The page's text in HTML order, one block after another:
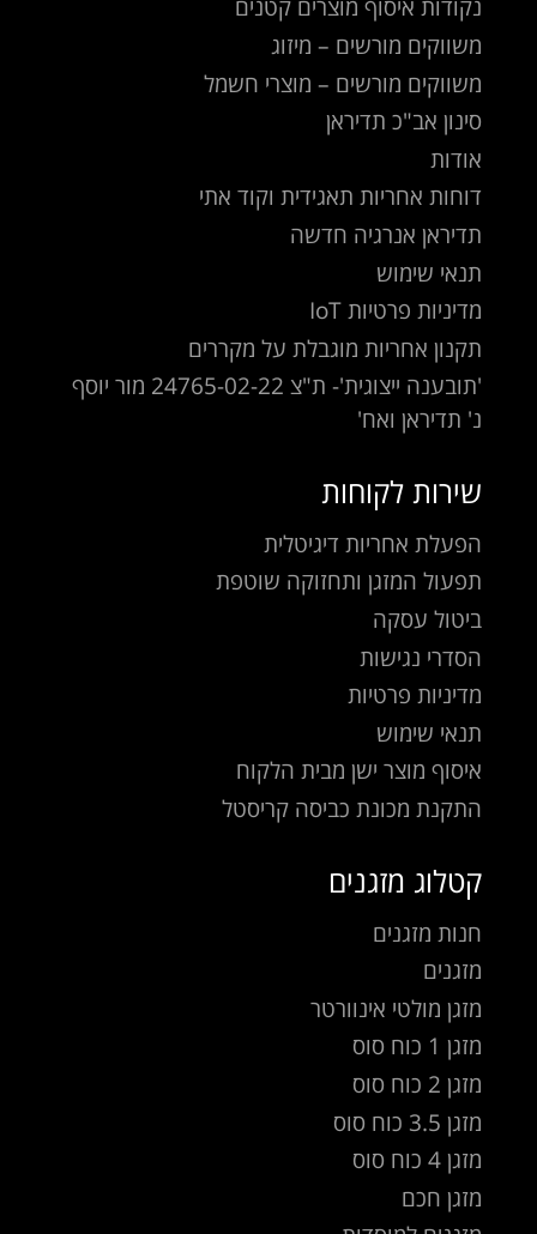
נקודות איסוף מוצרים קטנים
משווקים מורשים – מיזוג
משווקים מורשים – מוצרי חשמל
סינון אב"כ תדיראן
אודות
דוחות אחריות תאגידית וקוד אתי
תדיראן אנרגיה חדשה
תנאי שימוש
מדיניות פרטיות IoT
תקנון אחריות מוגבלת על מקררים
'תובענה ייצוגית'- ת"צ 24765-02-22 מור יוסף
נ' תדיראן ואח'
שירות לקוחות
הפעלת אחריות דיגיטלית
תפעול המזגן ותחזוקה שוטפת
ביטול עסקה
הסדרי נגישות
מדיניות פרטיות
תנאי שימוש
איסוף מוצר ישן מבית הלקוח
התקנת מכונת כביסה קריסטל
קטלוג מזגנים
חנות מזגנים
מזגנים
מזגן מולטי אינוורטר
מזגן 1 כוח סוס
מזגן 2 כוח סוס
מזגן 3.5 כוח סוס
מזגן 4 כוח סוס
מזגן חכם